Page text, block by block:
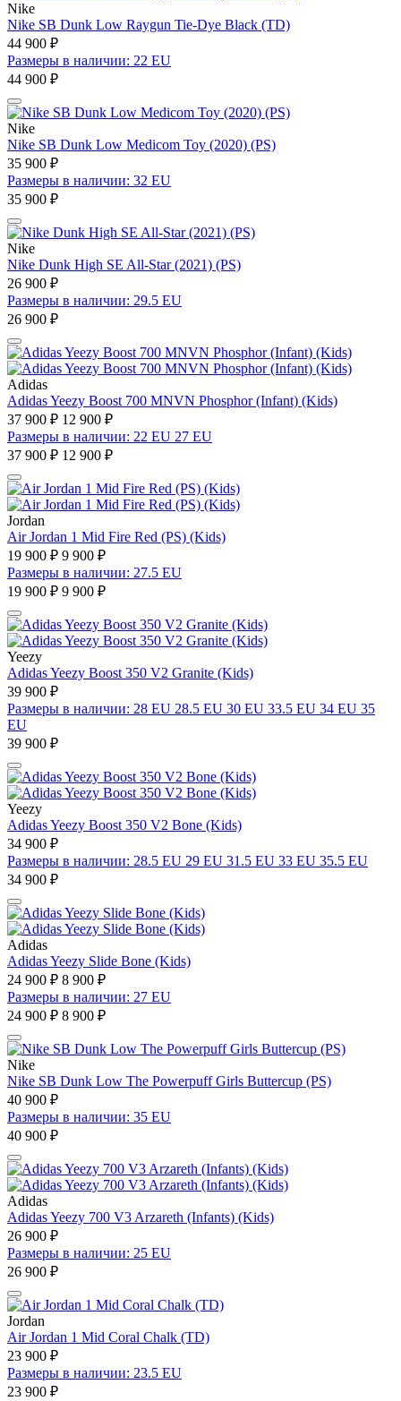
Nike
Nike SB Dunk Low Raygun Tie-Dye Black (TD)
44 900 ₽
Размеры в наличии: 22 EU
44 900 ₽
Nike
Nike SB Dunk Low Medicom Toy (2020) (PS)
35 900 ₽
Размеры в наличии: 32 EU
35 900 ₽
Nike
Nike Dunk High SE All-Star (2021) (PS)
26 900 ₽
Размеры в наличии: 29.5 EU
26 900 ₽
Adidas
Adidas Yeezy Boost 700 MNVN Phosphor (Infant) (Kids)
37 900 ₽ 12 900 ₽
Размеры в наличии: 22 EU 27 EU
37 900 ₽ 12 900 ₽
Jordan
Air Jordan 1 Mid Fire Red (PS) (Kids)
19 900 ₽ 9 900 ₽
Размеры в наличии: 27.5 EU
19 900 ₽ 9 900 ₽
Yeezy
Adidas Yeezy Boost 350 V2 Granite (Kids)
39 900 ₽
Размеры в наличии: 28 EU 28.5 EU 30 EU 33.5 EU 34 EU 35
EU
39 900 ₽
Yeezy
Adidas Yeezy Boost 350 V2 Bone (Kids)
34 900 ₽
Размеры в наличии: 28.5 EU 29 EU 31.5 EU 33 EU 35.5 EU
34 900 ₽
Adidas
Adidas Yeezy Slide Bone (Kids)
24 900 ₽ 8 900 ₽
Размеры в наличии: 27 EU
24 900 ₽ 8 900 ₽
Nike
Nike SB Dunk Low The Powerpuff Girls Buttercup (PS)
40 900 ₽
Размеры в наличии: 35 EU
40 900 ₽
Adidas
Adidas Yeezy 700 V3 Arzareth (Infants) (Kids)
26 900 ₽
Размеры в наличии: 25 EU
26 900 ₽
Jordan
Air Jordan 1 Mid Coral Chalk (TD)
23 900 ₽
Размеры в наличии: 23.5 EU
23 900 ₽